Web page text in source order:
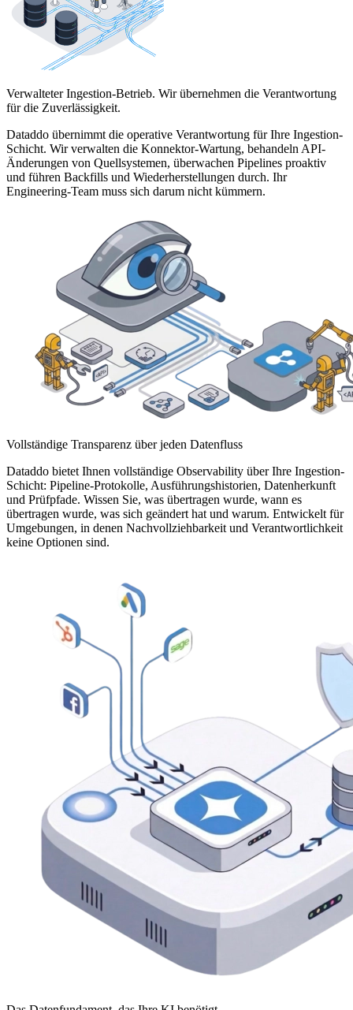
Verwalteter Ingestion-Betrieb. Wir übernehmen die Verantwortung
für die Zuverlässigkeit.
Dataddo übernimmt die operative Verantwortung für Ihre Ingestion-
Schicht. Wir verwalten die Konnektor-Wartung, behandeln API-
Änderungen von Quellsystemen, überwachen Pipelines proaktiv
und führen Backfills und Wiederherstellungen durch. Ihr
Engineering-Team muss sich darum nicht kümmern.
Vollständige Transparenz über jeden Datenfluss
Dataddo bietet Ihnen vollständige Observability über Ihre Ingestion-
Schicht: Pipeline-Protokolle, Ausführungshistorien, Datenherkunft
und Prüfpfade. Wissen Sie, was übertragen wurde, wann es
übertragen wurde, was sich geändert hat und warum. Entwickelt für
Umgebungen, in denen Nachvollziehbarkeit und Verantwortlichkeit
keine Optionen sind.